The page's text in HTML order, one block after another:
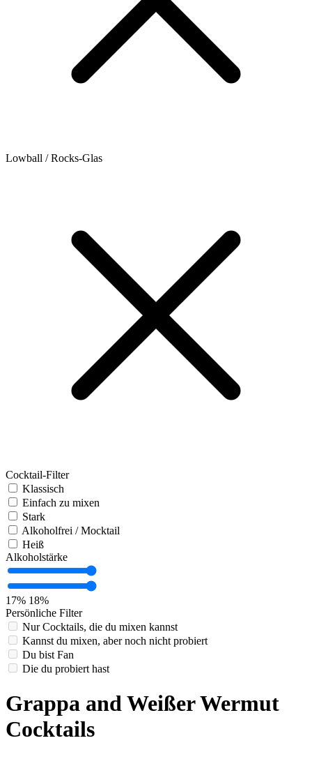
Lowball / Rocks-Glas
Cocktail-Filter
Klassisch
Einfach zu mixen
Stark
Alkoholfrei / Mocktail
Heiß
Alkoholstärke
17% 18%
Persönliche Filter
Nur Cocktails, die du mixen kannst
Kannst du mixen, aber noch nicht probiert
Du bist Fan
Die du probiert hast
Grappa and Weißer Wermut
Cocktails